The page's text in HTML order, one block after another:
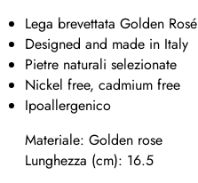
Lega brevettata Golden Rosé
Designed and made in Italy
Pietre naturali selezionate
Nickel free, cadmium free
Ipoallergenico
Materiale: Golden rose
Lunghezza (cm): 16.5